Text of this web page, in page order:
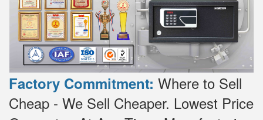
Factory Commitment: Where to Sell
Cheap - We Sell Cheaper. Lowest Price